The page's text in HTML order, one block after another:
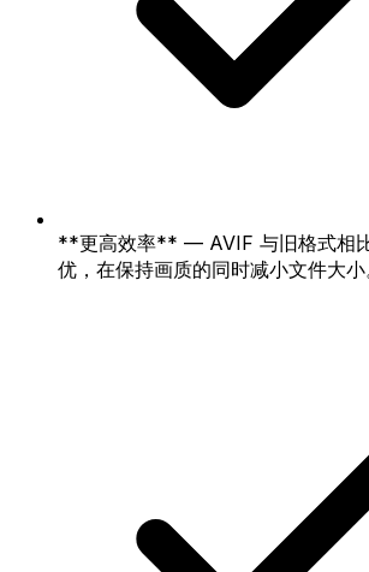
**更高效率** — AVIF 与旧格式相
优，在保持画质的同时减小文件大小